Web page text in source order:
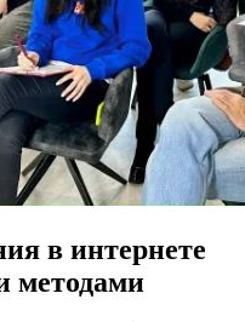
в интернете
методами